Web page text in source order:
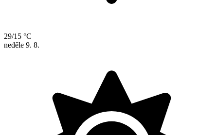
29/15 °C
neděle 9. 8.